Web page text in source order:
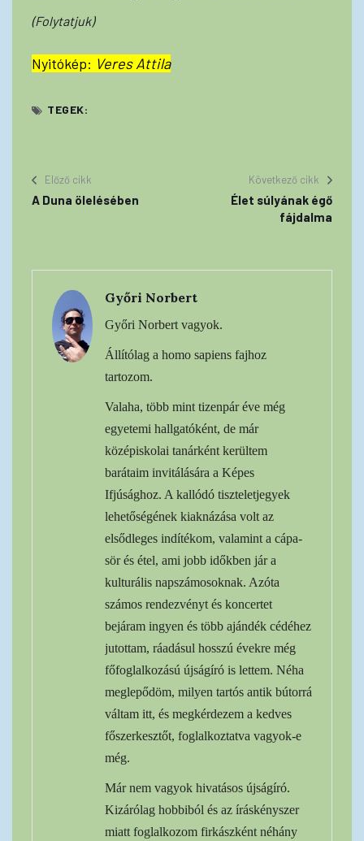
(Folytatjuk)
Nyitókép: Veres Attila
TEGEK:
Előző cikk
A Duna ölelésében
Következő cikk
Élet súlyának égő
fájdalma
Győri Norbert
Győri Norbert vagyok.
Állítólag a homo sapiens fajhoz
tartozom.
Valaha, több mint tizenpár éve még
egyetemi hallgatóként, de már
középiskolai tanárként kerültem
barátaim invitálására a Képes
Ifjúsághoz. A kallódó tiszteletjegyek
lehetőségének kiaknázása volt az
elsődleges indítékom, valamint a cápa-
sör és étel, ami jobb időkben jár a
kulturális napszámosoknak. Azóta
számos rendezvényt és koncertet
bejáram ingyen és több ajándék cédéhez
jutottam, ráadásul hosszú évekre még
főfoglalkozású újságíró is lettem. Néha
meglepődöm, milyen tartós antik bútorrá
váltam itt, és megkérdezem a kedves
főszerkesztőt, foglalkoztatva vagyok-e
még.
Már nem vagyok hivatásos újságíró.
Kizárólag hobbiból és az íráskényszer
miatt foglalkozom firkászként néhány